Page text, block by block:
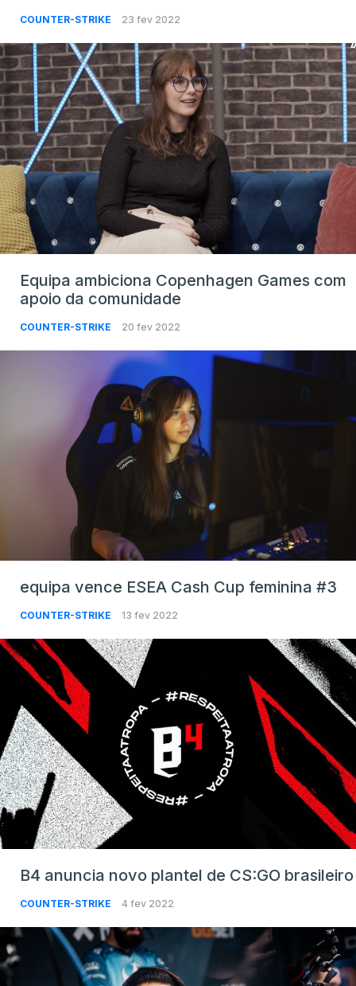
COUNTER-STRIKE 23 fev 2022
Equipa ambiciona Copenhagen Games com
apoio da comunidade
COUNTER-STRIKE 20 fev 2022
equipa vence ESEA Cash Cup feminina #3
COUNTER-STRIKE 13 fev 2022
B4 anuncia novo plantel de CS:GO brasileiro
COUNTER-STRIKE 4 fev 2022